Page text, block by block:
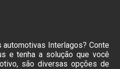
automotivas Interlagos? Conte
e tenha a solução que você
são diversas opções de